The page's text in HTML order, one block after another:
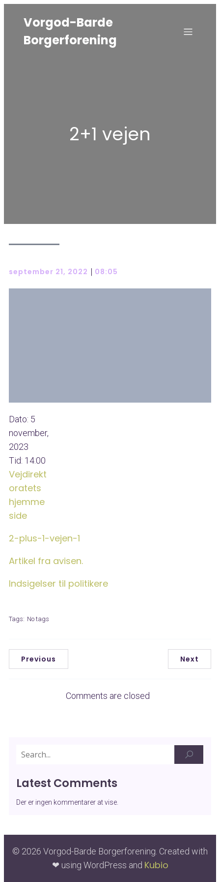
Vorgod-Barde
Borgerforening
2+1 vejen
september 21, 2022 | 08:05
Dato: 5
november,
2023
Tid: 14:00
Vejdirekt
oratets
hjemme
side
2-plus-1-vejen-1
Artikel fra avisen.
Indsigelser til politikere
Tags: No tags
Previous Next
Comments are closed
Latest Comments
Der er ingen kommentarer at vise.
© 2026 Vorgod-Barde Borgerforening. Created with
❤ using WordPress and Kubio